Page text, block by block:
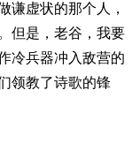
谦虚状的那个人，
但是，老谷，我要
冷兵器冲入敌营的
领教了诗歌的锋